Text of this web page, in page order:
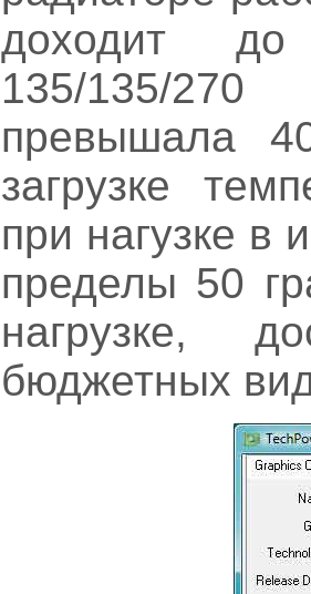
доходит
135/135/
превышала
загрузке
при нагузке в
пределы 50
нагрузке,
бюджетных